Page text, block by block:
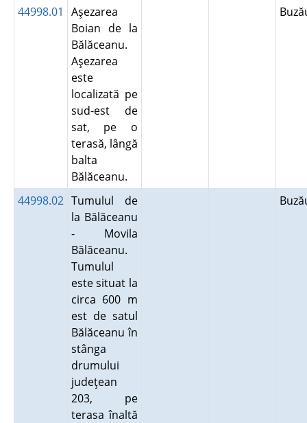
44998.01
Aşezarea
Boian de la
Bălăceanu.
Aşezarea
este
localizată pe
sud-est de
sat, pe o
terasă, lângă
balta
Bălăceanu.
44998.02 Tumulul de
la Bălăceanu
- Movila
Bălăceanu.
Tumulul
este situat la
circa 600 m
est de satul
Bălăceanu în
stânga
drumului
judeţean
203, pe
terasa înaltă